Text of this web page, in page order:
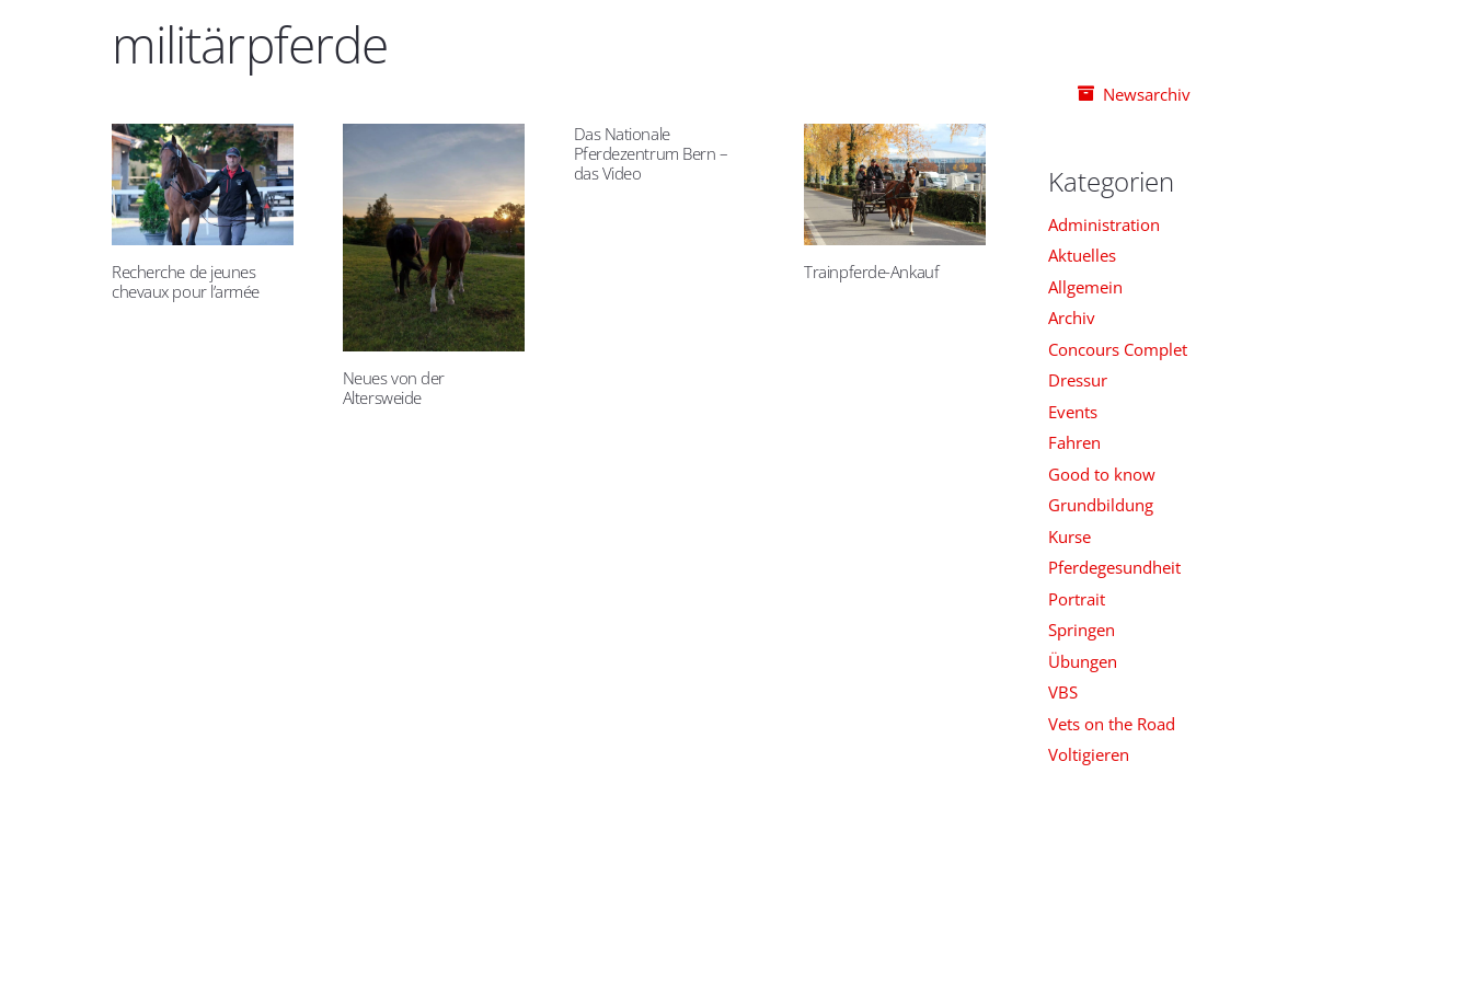
militärpferde
Recherche de jeunes
chevaux pour l’armée
Neues von der
Altersweide
Das Nationale
Pferdezentrum Bern –
das Video
Trainpferde-Ankauf
Newsarchiv
Kategorien
Administration
Aktuelles
Allgemein
Archiv
Concours Complet
Dressur
Events
Fahren
Good to know
Grundbildung
Kurse
Pferdegesundheit
Portrait
Springen
Übungen
VBS
Vets on the Road
Voltigieren